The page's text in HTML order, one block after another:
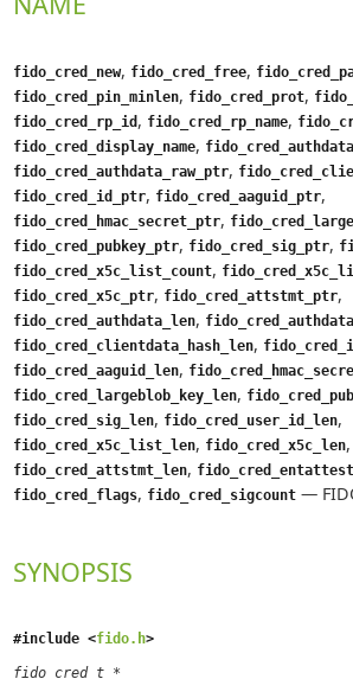
fido_cred_new, fido_cred_free,
fido_cred_pin_minlen, fido_cred_prot,
fido_cred_rp_id, fido_cred_rp_name,
fido_cred_display_name,
fido_cred_authdata_raw_ptr,
fido_cred_id_ptr, fido_cred_aaguid_ptr,
fido_cred_hmac_secret_ptr,
fido_cred_pubkey_ptr, fido_cred_sig_ptr,
fido_cred_x5c_list_count,
fido_cred_x5c_ptr, fido_cred_attstmt_ptr,
fido_cred_authdata_len,
fido_cred_clientdata_hash_len,
fido_cred_aaguid_len,
fido_cred_largeblob_key_len,
fido_cred_sig_len, fido_cred_user_id_len,
fido_cred_x5c_list_len, fido_cred_x5c_len,
fido_cred_attstmt_len, fido_cred_entattest
fido_cred_flags, fido_cred_sigcount—
SYNOPSIS
#include <fido.h>
fido_cred_t *